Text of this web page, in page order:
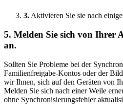
3. Aktivieren Sie sie nach
5. Melden Sie sich von Ihrer
an.
Sollten Sie Probleme bei der
Familienfreigabe-Kontos oder der
wir Ihnen, sich auf den Geräten von
Melden Sie sich nach einer Weile
ohne Synchronisierungsfehler